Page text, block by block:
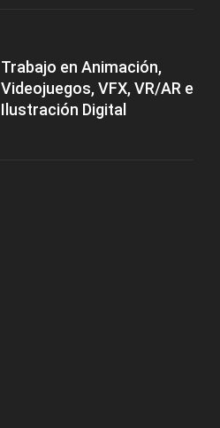
Trabajo en Animación,
Videojuegos, VFX, VR/AR e
Ilustración Digital